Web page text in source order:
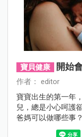
寶貝健康 開始
作者： editor
寶寶出生的第一年
兒，總是小心呵護
爸媽可以做哪些事